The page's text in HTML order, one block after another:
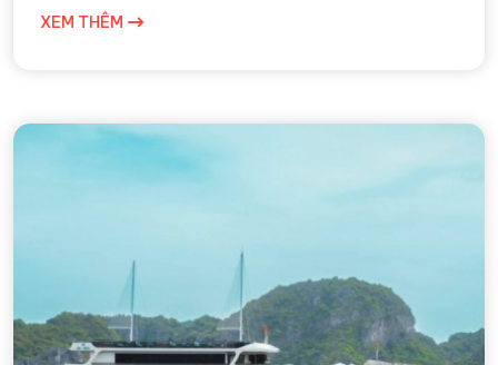
XEM THÊM